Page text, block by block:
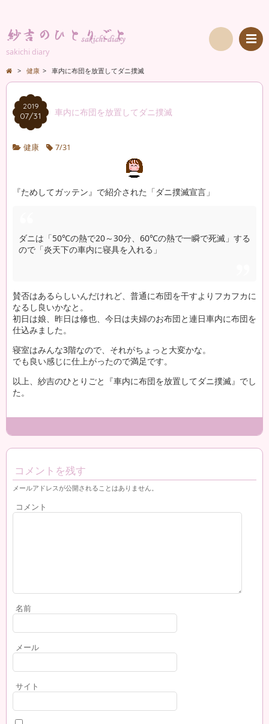
sakichi diary
索
> 健康 > 車内に布団を放置してダニ撲滅
2019
07/31 車内に布団を放置してダニ撲滅
健康 7/31
『ためしてガッテン』で紹介された「ダニ撲滅宣言」
ダニは「50℃の熱で20～30分、60℃の熱で一瞬で死滅」する
ので「炎天下の車内に寝具を入れる」
賛否はあるらしいんだけれど、普通に布団を干すよりフカフカに
なるし良いかなと。
初日は娘、昨日は修也、今日は夫婦のお布団と連日車内に布団を
仕込みました。
寝室はみんな3階なので、それがちょっと大変かな。
でも良い感じに仕上がったので満足です。
以上、紗吉のひとりごと『車内に布団を放置してダニ撲滅』でし
た。
コメントを残す
メールアドレスが公開されることはありません。
コメント
名前
メール
サイト